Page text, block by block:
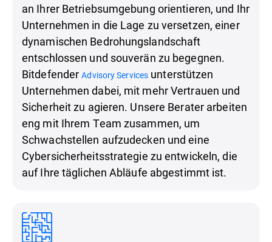
an Ihrer Betriebsumgebung orientieren, und Ihr
Unternehmen in die Lage zu versetzen, einer
dynamischen Bedrohungslandschaft
entschlossen und souverän zu begegnen.
BitdefenderAdvisory Services unterstützen
Unternehmen dabei, mit mehr Vertrauen und
Sicherheit zu agieren. Unsere Berater arbeiten
eng mit Ihrem Team zusammen, um
Schwachstellen aufzudecken und eine
Cybersicherheitsstrategie zu entwickeln, die
auf Ihre täglichen Abläufe abgestimmt ist.